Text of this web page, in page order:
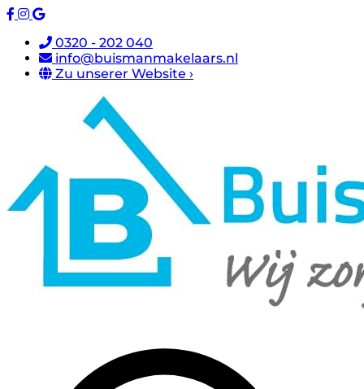
0320 - 202 040
info@buismanmakelaars.nl
Zu unserer Website ›